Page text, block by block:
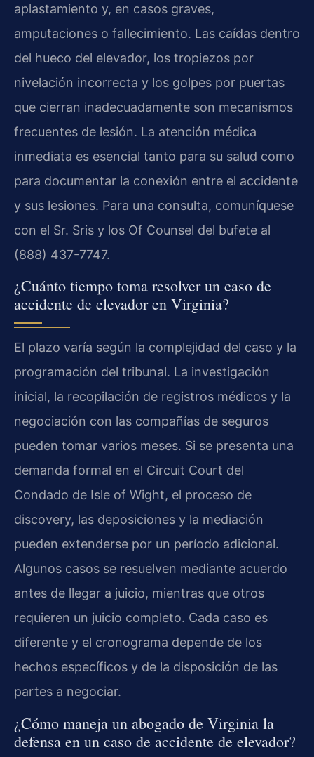
aplastamiento y, en casos graves,
amputaciones o fallecimiento. Las caídas dentro
del hueco del elevador, los tropiezos por
nivelación incorrecta y los golpes por puertas
que cierran inadecuadamente son mecanismos
frecuentes de lesión. La atención médica
inmediata es esencial tanto para su salud como
para documentar la conexión entre el accidente
y sus lesiones. Para una consulta, comuníquese
con el Sr. Sris y los Of Counsel del bufete al
(888) 437-7747.
¿Cuánto tiempo toma resolver un caso de
accidente de elevador en Virginia?
El plazo varía según la complejidad del caso y la
programación del tribunal. La investigación
inicial, la recopilación de registros médicos y la
negociación con las compañías de seguros
pueden tomar varios meses. Si se presenta una
demanda formal en el Circuit Court del
Condado de Isle of Wight, el proceso de
discovery, las deposiciones y la mediación
pueden extenderse por un período adicional.
Algunos casos se resuelven mediante acuerdo
antes de llegar a juicio, mientras que otros
requieren un juicio completo. Cada caso es
diferente y el cronograma depende de los
hechos específicos y de la disposición de las
partes a negociar.
¿Cómo maneja un abogado de Virginia la
defensa en un caso de accidente de elevador?